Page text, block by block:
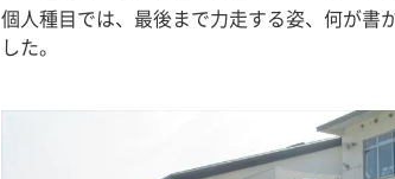
個人種目では、最後まで力走する姿、何が書
した。